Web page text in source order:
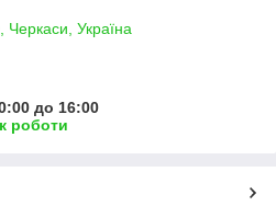
Черкаси, Україна
до 16:00
роботи